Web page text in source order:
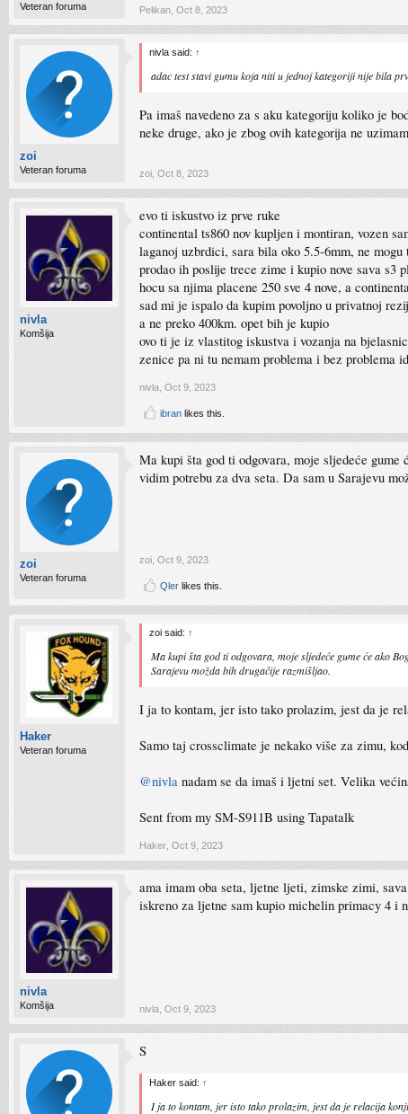
Veteran foruma Pelikan Oct 8, 2023
zoi
Veteran foruma
nivla said: ↑
adac test stavi gumu koja niti u jednoj kategoriji nije bila
Pa imaš navedeno za s aku kategoriju koliko je
neke druge, ako je zbog ovih kategorija ne
zoi Oct 8, 2023
nivla
Komšija
evo ti iskustvo iz prve ruke
continental ts860 nov kupljen i montiran, vozen
laganoj uzbrdici, sara bila oko 5.5-6mm, ne
prodao ih poslije trece zime i kupio nove sava s3
hocu sa njima placene 250 sve 4 nove, a
sad mi je ispalo da kupim povoljno u privatnoj
a ne preko 400km. opet bih je kupio
ovo ti je iz vlastitog iskustva i vozanja na
zenice pa ni tu nemam problema i bez problema
nivla Oct 9, 2023
ibran likes this.
zoi
Veteran foruma
Ma kupi šta god ti odgovara, moje sljedeće
vidim potrebu za dva seta. Da sam u Sarajevu
zoi Oct 9, 2023
Qler likes this.
Haker
Veteran foruma
zoi said: ↑
Ma kupi šta god ti odgovara, moje sljedeće gume će ako
Sarajevu možda bih drugačije razmišljao.
I ja to kontam, jer isto tako prolazim, jest da je
Samo taj crossclimate je nekako više za zimu,
@nivla nadam se da imaš i ljetni set. Velika
Sent from my SM-S911B using Tapatalk
Haker Oct 9, 2023
nivla
Komšija
ama imam oba seta, ljetne ljeti, zimske zimi,
iskreno za ljetne sam kupio michelin primacy 4 i
nivla Oct 9, 2023
S
Haker said: ↑
I ja to kontam, jer isto tako prolazim, jest da je relacija